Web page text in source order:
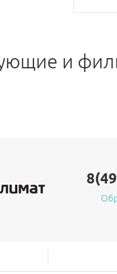
и